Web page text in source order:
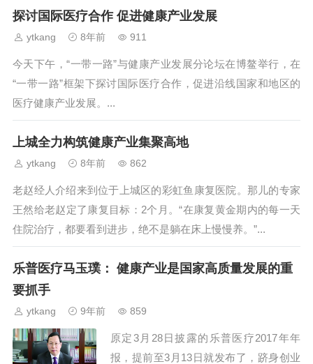
品行业将有望迎来快速发...
探讨国际医疗合作 促进健康产业发展
ytkang 8年前 911
今天下午，“一带一路”与健康产业发展分论坛在博鳌举行，在
“一带一路”框架下探讨国际医疗合作，促进沿线国家和地区的
医疗健康产业发展。...
上城全力构筑健康产业集聚高地
ytkang 8年前 862
老赵经人介绍来到位于上城区的彩虹鱼康复医院。那儿的专家
王然给老赵定了康复目标：2个月。“在康复黄金期内的每一天
住院治疗，都要看到进步，绝不是躺在床上慢慢养。”...
乐普医疗马玉璞： 健康产业是国家高质量发展的重
要抓手
ytkang 9年前 859
原定3月28日披露的乐普医疗2017年年
报，提前至3月13日就发布了，跻身创业